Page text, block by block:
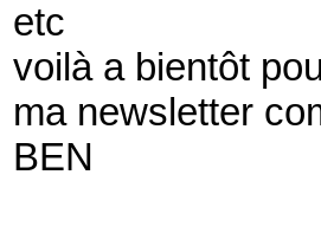
etc
voilà a bientôt
ma newsletter
BEN